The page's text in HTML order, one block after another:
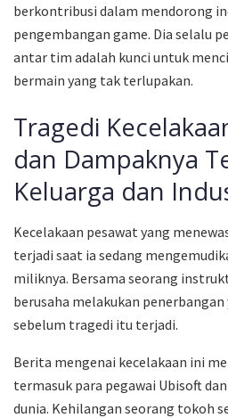
berkontribusi dalam mendorong
pengembangan game. Dia selalu
antar tim adalah kunci untuk
bermain yang tak terlupakan.
Tragedi
dan Dampaknya
Keluarga dan
Kecelakaan pesawat yang
terjadi saat ia sedang
miliknya. Bersama seorang
berusaha melakukan
sebelum tragedi itu terjadi.
Berita mengenai kecelakaan ini
termasuk para pegawai Ubisoft
dunia. Kehilangan seorang tokoh